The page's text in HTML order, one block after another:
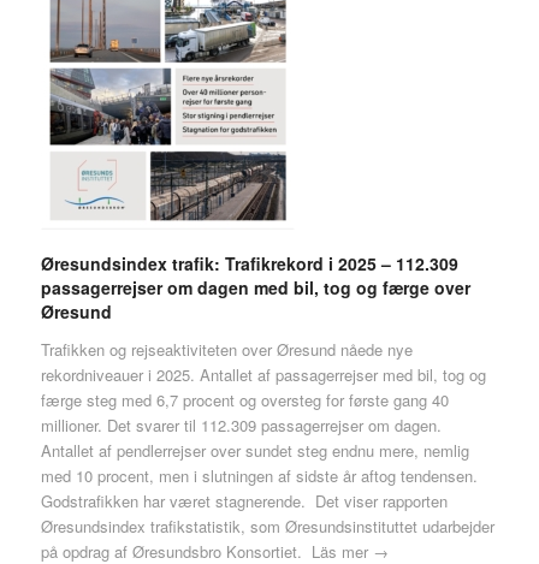
Øresundsindex trafik: Trafikrekord i 2025 – 112.309
passagerrejser om dagen med bil, tog og færge over
Øresund
Trafikken og rejseaktiviteten over Øresund nåede nye
rekordniveauer i 2025. Antallet af passagerrejser med bil, tog og
færge steg med 6,7 procent og oversteg for første gang 40
millioner. Det svarer til 112.309 passagerrejser om dagen.
Antallet af pendlerrejser over sundet steg endnu mere, nemlig
med 10 procent, men i slutningen af sidste år aftog tendensen.
Godstrafikken har været stagnerende. Det viser rapporten
Øresundsindex trafikstatistik, som Øresundsinstituttet udarbejder
på opdrag af Øresundsbro Konsortiet. Läs mer →